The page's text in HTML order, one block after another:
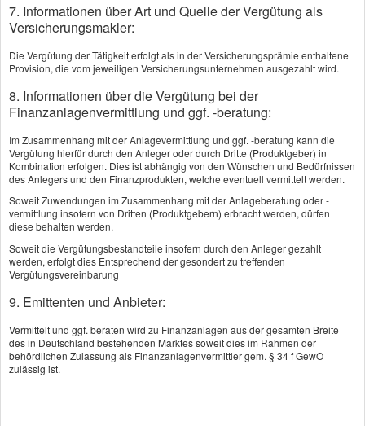
Kontaktaufnahme
 0340/6611100
Mo.- Fr. 08:00 - 12:00 Uhr
oder nach Vereinbarung
 Rückrufwunsch
Ich rufe Sie zum gewünschten Zeitpunkt gerne
zurück
 holger.amelang@myvers24.de
Oder nutzen Sie das Kontaktformular
 Beratungstermin
vereinbaren
7. Informationen über Art und Quelle der Vergütung als
Versicherungsmakler:
Die Vergütung der Tätigkeit erfolgt als in der Versicherungsprämie enthaltene
Provision, die vom jeweiligen Versicherungsunternehmen ausgezahlt wird.
8. Informationen über die Vergütung bei der
Finanzanlagenvermittlung und ggf. -beratung:
Im Zusammenhang mit der Anlagevermittlung und ggf. -beratung kann die
Vergütung hierfür durch den Anleger oder durch Dritte (Produktgeber) in
Kombination erfolgen. Dies ist abhängig von den Wünschen und Bedürfnissen
des Anlegers und den Finanzprodukten, welche eventuell vermittelt werden.
Soweit Zuwendungen im Zusammenhang mit der Anlageberatung oder -
vermittlung insofern von Dritten (Produktgebern) erbracht werden, dürfen
diese behalten werden.
Soweit die Vergütungsbestandteile insofern durch den Anleger gezahlt
werden, erfolgt dies Entsprechend der gesondert zu treffenden
Vergütungsvereinbarung
9. Emittenten und Anbieter:
Vermittelt und ggf. beraten wird zu Finanzanlagen aus der gesamten Breite
des in Deutschland bestehenden Marktes soweit dies im Rahmen der
behördlichen Zulassung als Finanzanlagenvermittler gem. § 34 f GewO
zulässig ist.